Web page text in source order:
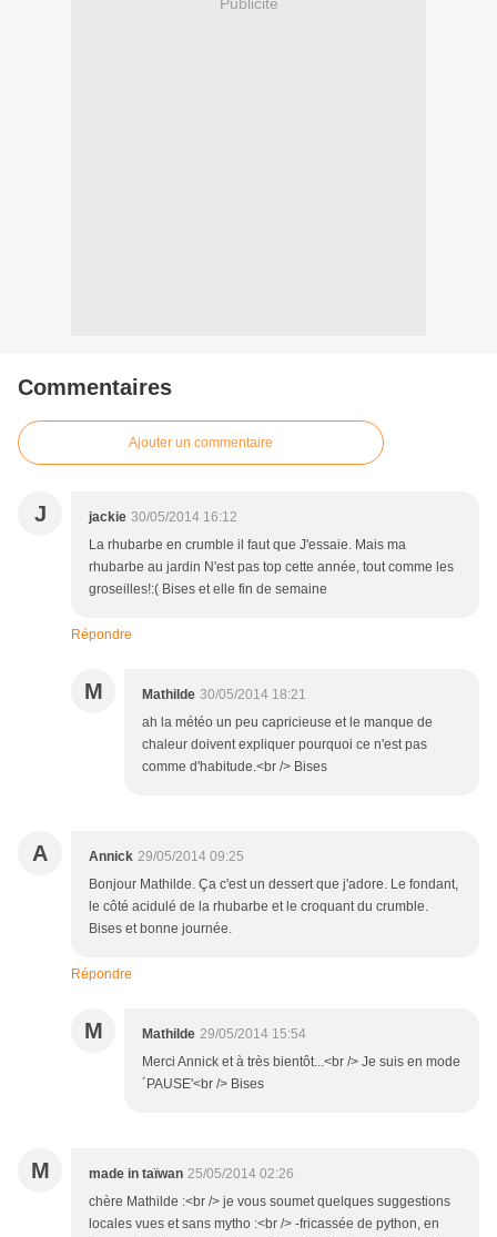
Commentaires
Ajouter un commentaire
J jackie 30/05/2014 16:12
La rhubarbe en crumble il faut que J'essaie. Mais ma
rhubarbe au jardin N'est pas top cette année, tout comme les
groseilles!:( Bises et elle fin de semaine
Répondre
M Mathilde 30/05/2014 18:21
ah la météo un peu capricieuse et le manque de
chaleur doivent expliquer pourquoi ce n'est pas
comme d'habitude.<br /> Bises
A Annick 29/05/2014 09:25
Bonjour Mathilde. Ça c'est un dessert que j'adore. Le fondant,
le côté acidulé de la rhubarbe et le croquant du crumble.
Bises et bonne journée.
Répondre
M Mathilde 29/05/2014 15:54
Merci Annick et à très bientôt...<br /> Je suis en mode
´PAUSE'<br /> Bises
M made in taïwan 25/05/2014 02:26
chère Mathilde :<br /> je vous soumet quelques suggestions
locales vues et sans mytho :<br /> -fricassée de python, en